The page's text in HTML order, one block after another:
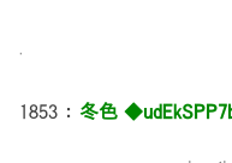
1853 ： 冬色